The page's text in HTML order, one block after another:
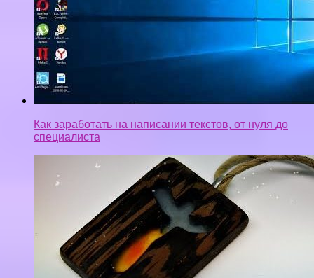
Как заработать на написании текстов, от нуля до
специалиста